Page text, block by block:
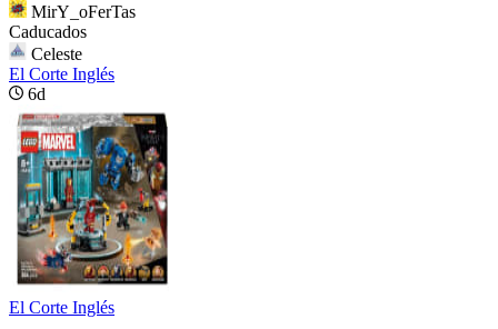
MirY_oFerTas
Caducados
Celeste
El Corte Inglés
6d
El Corte Inglés